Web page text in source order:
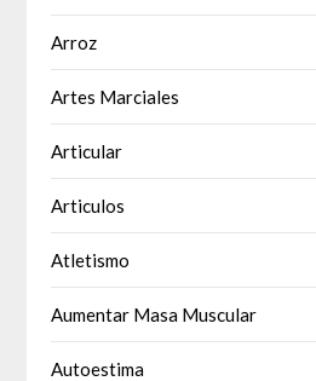
Arroz
Artes Marciales
Articular
Articulos
Atletismo
Aumentar Masa Muscular
Autoestima